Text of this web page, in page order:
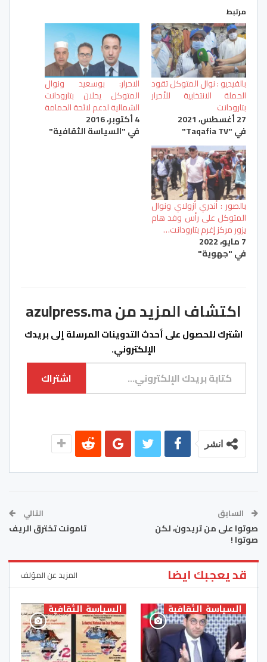
مرتبط
بالفيديو : نوال المتوكل تقود
الحملة الانتخابية للأحرار
بتارودانت
27 أغسطس، 2021
في "Taqafia TV"
الاحرار: بوسعيد ونوال
المتوكل يحلان بتارودانت
الشمالية لدعم لائحة الحمامة
4 أكتوبر، 2016
في "السياسة الثقافية"
بالصور : أندري أزولاي ونوال
المتوكل على رأس وفد هام
يزور مركز إغرم بتارودانت…
7 مايو، 2022
في "جهوية"
اكتشاف المزيد من azulpress.ma
اشترك للحصول على أحدث التدوينات المرسلة إلى بريدك
الإلكتروني.
كتابة بريدك الإلكتروني...
اشتراك
انشر
السابق
صوتوا على من تريدون، لكن
صوتوا !
التالي
تامونت تخترق الريف
قد يعجبك ايضا المزيد عن المؤلف
السياسة الثقافية السياسة الثقافية